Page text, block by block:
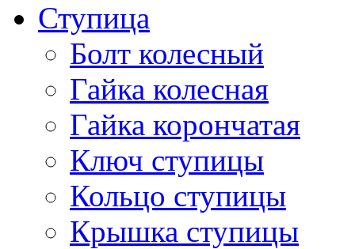
Ступица
Болт колесный
Гайка колесная
Гайка корончатая
Ключ ступицы
Кольцо ступицы
Крышка ступицы